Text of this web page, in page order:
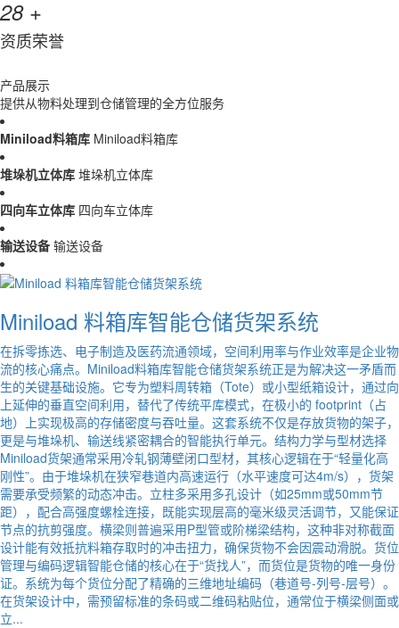
28 +
资质荣誉
产品展示
提供从物料处理到仓储管理的全方位服务
Miniload料箱库 Miniload料箱库
堆垛机立体库 堆垛机立体库
四向车立体库 四向车立体库
输送设备 输送设备
Miniload 料箱库智能仓储货架系统
在拆零拣选、电子制造及医药流通领域，空间利用率与作业效率是企业物
流的核心痛点。Miniload料箱库智能仓储货架系统正是为解决这一矛盾而
生的关键基础设施。它专为塑料周转箱（Tote）或小型纸箱设计，通过向
上延伸的垂直空间利用，替代了传统平库模式，在极小的 footprint（占
地）上实现极高的存储密度与吞吐量。这套系统不仅是存放货物的架子，
更是与堆垛机、输送线紧密耦合的智能执行单元。结构力学与型材选择
Miniload货架通常采用冷轧钢薄壁闭口型材，其核心逻辑在于“轻量化高
刚性”。由于堆垛机在狭窄巷道内高速运行（水平速度可达4m/s），货架
需要承受频繁的动态冲击。立柱多采用多孔设计（如25mm或50mm节
距），配合高强度螺栓连接，既能实现层高的毫米级灵活调节，又能保证
节点的抗剪强度。横梁则普遍采用P型管或阶梯梁结构，这种非对称截面
设计能有效抵抗料箱存取时的冲击扭力，确保货物不会因震动滑脱。货位
管理与编码逻辑智能仓储的核心在于“货找人”，而货位是货物的唯一身份
证。系统为每个货位分配了精确的三维地址编码（巷道号-列号-层号）。
在货架设计中，需预留标准的条码或二维码粘贴位，通常位于横梁侧面或
立...